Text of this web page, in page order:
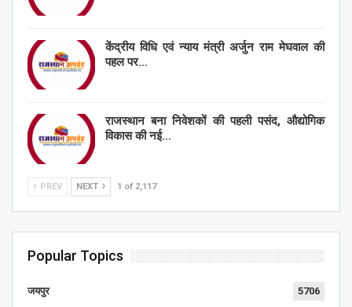
केंद्रीय विधि एवं न्याय मंत्री अर्जुन राम मेघवाल की
पहल पर…
राजस्थान बना निवेशकों की पहली पसंद, औद्योगिक
विकास की नई…
PREV NEXT 1 of 2,117
Popular Topics
जयपुर 5706